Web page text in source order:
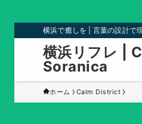
横浜で癒しを | 言葉の設計で
横浜リフレ |
Soranica
ホーム Calm District